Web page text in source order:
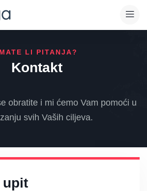
LI PITANJA?
Kontakt
obratite i mi ćemo Vam pomoći u
svih Vaših ciljeva.
upit